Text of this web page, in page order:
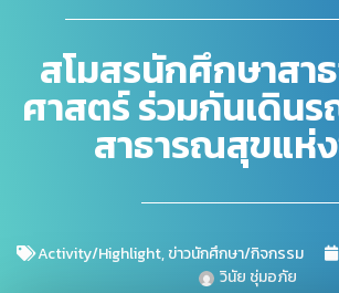
สโมสรนักศึกษาสา
ศาสตร์ ร่วมกันเดิน
สาธารณสุขแห่
Activity/Highlight,ข่าวนักศึกษา/กิจกรรม
วินัย ชุ่มอภัย